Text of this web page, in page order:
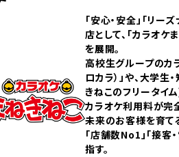
「安心・安全」「リー
店として、「カラオ
を展開。
高校生グループのカ
ロカラ）」や、大学
きねこのフリータイ
カラオケ利用料が完
未来のお客様を育て
「店舗数No1」「接客
指す。